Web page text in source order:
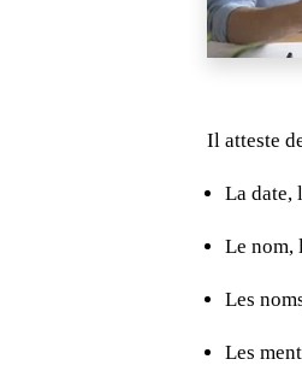
Il atteste
La date,
Le nom,
Les
Les